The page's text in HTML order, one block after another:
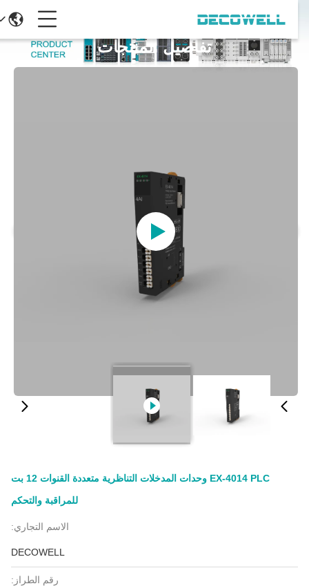
تفاصيل المنتجات
EX-4014 PLC وحدات المدخلات التناظرية متعددة القنوات 12 بت
للمراقبة والتحكم
الاسم التجاري:
DECOWELL
رقم الطراز: